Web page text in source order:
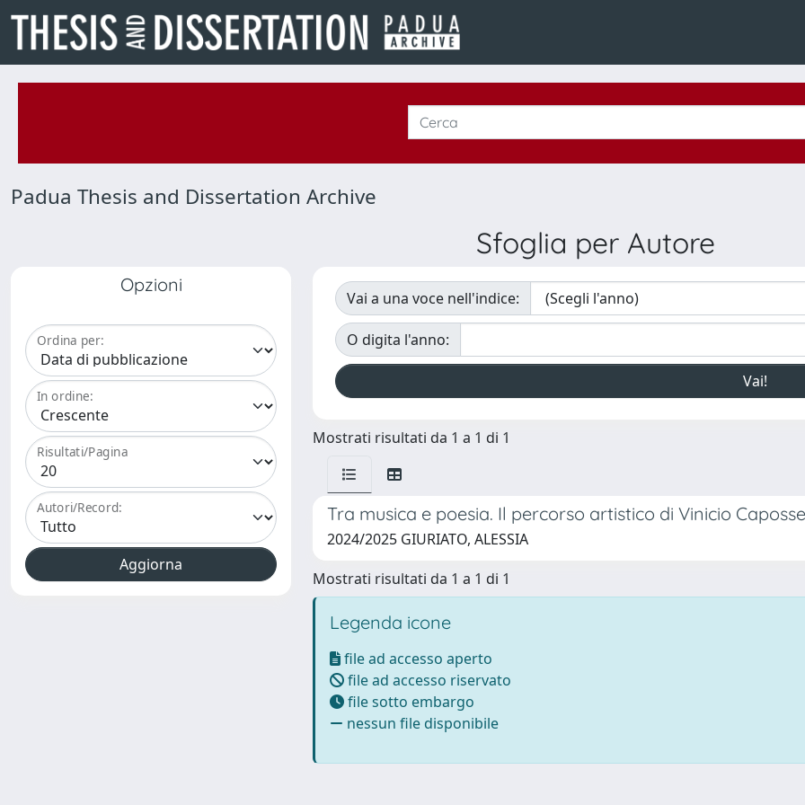
Padua Thesis and Dissertation Archive
Sfoglia per Autore
Opzioni
Ordina per:
In ordine:
Risultati/Pagina
Autori/Record:
Vai a una voce nell'indice:
O digita l'anno:
Mostrati risultati da 1 a 1 di 1
Tra musica e poesia. Il percorso artistico di Vinicio
2024/2025 GIURIATO, ALESSIA
Mostrati risultati da 1 a 1 di 1
Legenda icone
file ad accesso aperto
file ad accesso riservato
file sotto embargo
nessun file disponibile